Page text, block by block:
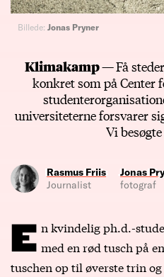
Billede: Jonas Pryner
Klimakamp —Få
konkret som på Center
universiteterne forsvarer
Vi
Rasmus Friis
Journalist
Jonas
fotograf
E n kvindelig ph.d.-
med en rød tusch på
tuschen op til øverste trin